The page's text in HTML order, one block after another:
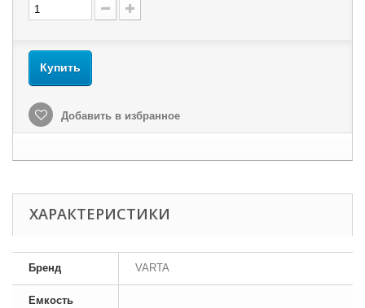
Купить
Добавить в избранное
ХАРАКТЕРИСТИКИ
Бренд VARTA
Емкость